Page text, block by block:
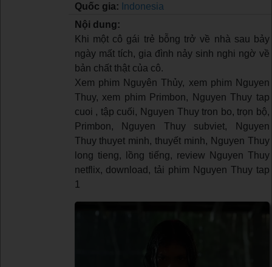
Quốc gia: Indonesia
Nội dung:
Khi một cô gái trẻ bỗng trở về nhà sau bảy
ngày mất tích, gia đình nảy sinh nghi ngờ về
bản chất thật của cô.
Xem phim Nguyên Thủy, xem phim Nguyen
Thuy, xem phim Primbon, Nguyen Thuy tap
cuoi , tập cuối, Nguyen Thuy tron bo, trọn bộ,
Primbon, Nguyen Thuy subviet, Nguyen
Thuy thuyet minh, thuyết minh, Nguyen Thuy
long tieng, lồng tiếng, review Nguyen Thuy
netflix, download, tải phim Nguyen Thuy tap
1